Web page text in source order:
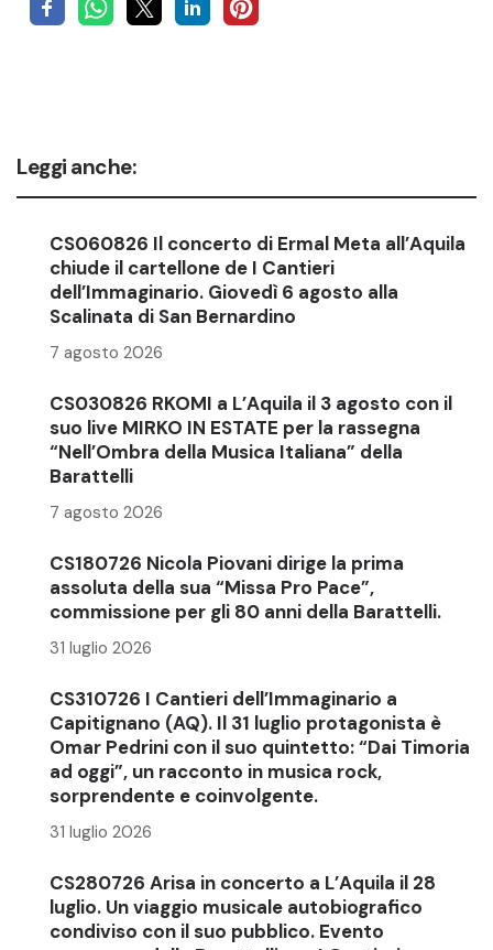
Leggi anche:
CS060826 Il concerto di Ermal Meta all’Aquila
chiude il cartellone de I Cantieri
dell’Immaginario. Giovedì 6 agosto alla
Scalinata di San Bernardino
7 agosto 2026
CS030826 RKOMI a L’Aquila il 3 agosto con il
suo live MIRKO IN ESTATE per la rassegna
“Nell’Ombra della Musica Italiana” della
Barattelli
7 agosto 2026
CS180726 Nicola Piovani dirige la prima
assoluta della sua “Missa Pro Pace”,
commissione per gli 80 anni della Barattelli.
31 luglio 2026
CS310726 I Cantieri dell’Immaginario a
Capitignano (AQ). Il 31 luglio protagonista è
Omar Pedrini con il suo quintetto: “Dai Timoria
ad oggi”, un racconto in musica rock,
sorprendente e coinvolgente.
31 luglio 2026
CS280726 Arisa in concerto a L’Aquila il 28
luglio. Un viaggio musicale autobiografico
condiviso con il suo pubblico. Evento